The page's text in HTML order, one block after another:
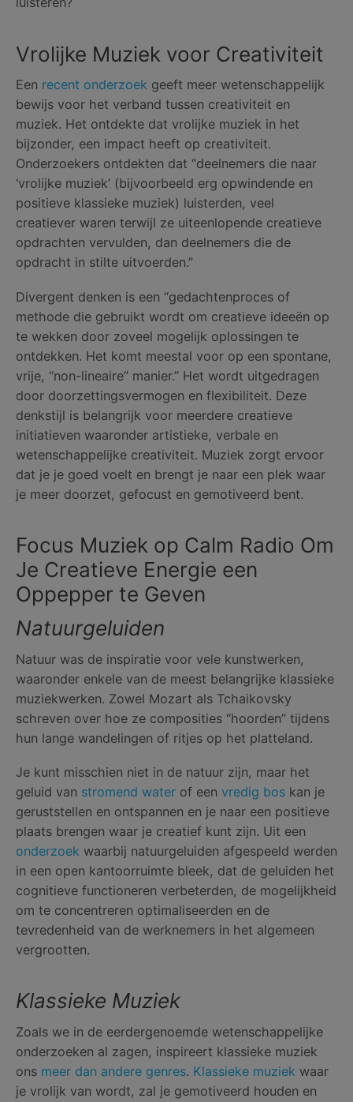
Vrolijke Muziek voor Creativiteit
Een recent onderzoek geeft meer wetenschappelijk
bewijs voor het verband tussen creativiteit en
muziek. Het ontdekte dat vrolijke muziek in het
bijzonder, een impact heeft op creativiteit.
Onderzoekers ontdekten dat “deelnemers die naar
‘vrolijke muziek’ (bijvoorbeeld erg opwindende en
positieve klassieke muziek) luisterden, veel
creatiever waren terwijl ze uiteenlopende creatieve
opdrachten vervulden, dan deelnemers die de
opdracht in stilte uitvoerden.”
Divergent denken is een “gedachtenproces of
methode die gebruikt wordt om creatieve ideeën op
te wekken door zoveel mogelijk oplossingen te
ontdekken. Het komt meestal voor op een spontane,
vrije, “non-lineaire” manier.” Het wordt uitgedragen
door doorzettingsvermogen en flexibiliteit. Deze
denkstijl is belangrijk voor meerdere creatieve
initiatieven waaronder artistieke, verbale en
wetenschappelijke creativiteit. Muziek zorgt ervoor
dat je je goed voelt en brengt je naar een plek waar
je meer doorzet, gefocust en gemotiveerd bent.
Focus Muziek op Calm Radio Om
Je Creatieve Energie een
Oppepper te Geven
Natuurgeluiden
Natuur was de inspiratie voor vele kunstwerken,
waaronder enkele van de meest belangrijke klassieke
muziekwerken. Zowel Mozart als Tchaikovsky
schreven over hoe ze composities “hoorden” tijdens
hun lange wandelingen of ritjes op het platteland.
Je kunt misschien niet in de natuur zijn, maar het
geluid van stromend water of een vredig bos kan je
geruststellen en ontspannen en je naar een positieve
plaats brengen waar je creatief kunt zijn. Uit een
onderzoek waarbij natuurgeluiden afgespeeld werden
in een open kantoorruimte bleek, dat de geluiden het
cognitieve functioneren verbeterden, de mogelijkheid
om te concentreren optimaliseerden en de
tevredenheid van de werknemers in het algemeen
vergrootten.
Klassieke Muziek
Zoals we in de eerdergenoemde wetenschappelijke
onderzoeken al zagen, inspireert klassieke muziek
ons meer dan andere genres. Klassieke muziek waar
je vrolijk van wordt, zal je gemotiveerd houden en